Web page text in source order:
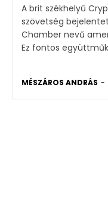
A brit székhelyű
szövetség
Chamber nevű
Ez fontos
MÉSZÁROS ANDRÁS -